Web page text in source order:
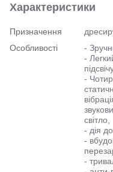
Характеристики
Призначення
Особливості
-
-
-
світло,
- дія
-
-